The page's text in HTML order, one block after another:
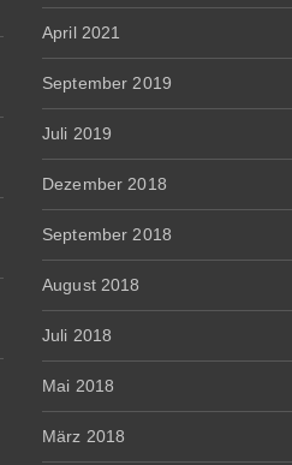
April 2021
September 2019
Juli 2019
Dezember 2018
September 2018
August 2018
Juli 2018
Mai 2018
März 2018